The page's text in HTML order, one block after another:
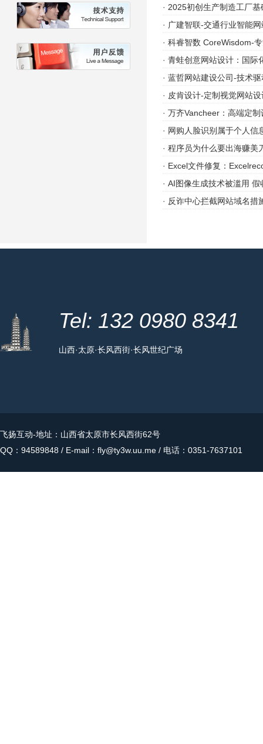
· 2025初创生产制造工厂
· 广建智联-交通行业智能
· 科睿智数 CoreWisdom-
· 青蛙创意网站设计：国际
· 蓝哲网站建设公司-技术
· 皮肯设计-定制视觉网站
· 万齐Vancheer：高端定
· 网购人脸识别属于个人信
· 程序员为什么要出海赚美
· Excel文件修复：
· AI图像生成技术被滥用
· 反诈中心拦截网站域名措
Tel: 132 0980 8341
山西·太原·长风西街·长风世纪广场
飞扬互动-地址：山西省太原市长风西街62号
QQ：94589848 / E-mail：fly@ty3w.uu.me / 电话：0351-7637101